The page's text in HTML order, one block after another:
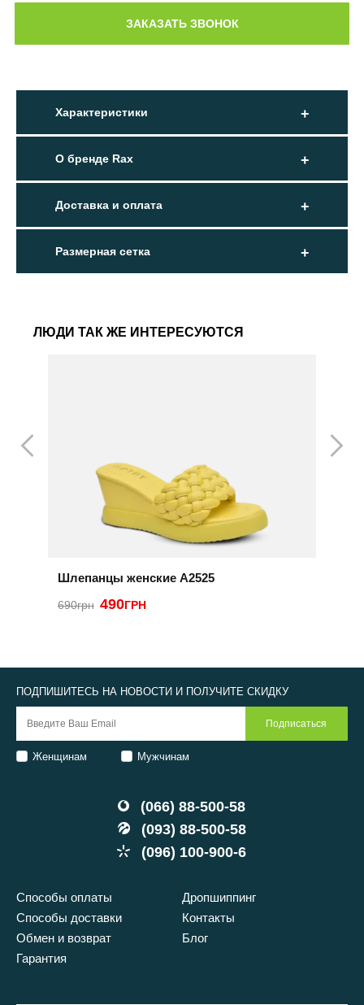
Характеристики
О бренде Rax
Доставка и оплата
Размерная сетка
ЛЮДИ ТАК ЖЕ ИНТЕРЕСУЮТСЯ
Шлепанцы женские A2525
690грн 490ГРН
(066) 88-500-58
(093) 88-500-58
(096) 100-900-6
Способы оплаты
Способы доставки
Обмен и возврат
Гарантия
Дропшиппинг
Контакты
Блог
ПОДПИШИТЕСЬ НА НОВОСТИ И ПОЛУЧИТЕ СКИДКУ
Женщинам Мужчинам